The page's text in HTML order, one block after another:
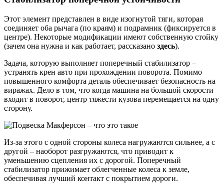
Этот элемент представлен в виде изогнутой тяги, которая
соединяет оба рычага (по краям) и подрамник (фиксируется в
центре). Некоторые модификации имеют собственную стойку
(зачем она нужна и как работает, рассказано здесь).
Задача, которую выполняет поперечный стабилизатор –
устранять крен авто при прохождении поворота. Помимо
повышенного комфорта деталь обеспечивает безопасность на
виражах. Дело в том, что когда машина на большой скорости
входит в поворот, центр тяжести кузова перемещается на одну
сторону.
Из-за этого с одной стороны колеса нагружаются сильнее, а с
другой – наоборот разгружаются, что приводит к
уменьшению сцепления их с дорогой. Поперечный
стабилизатор прижимает облегченные колеса к земле,
обеспечивая лучший контакт с покрытием дороги.